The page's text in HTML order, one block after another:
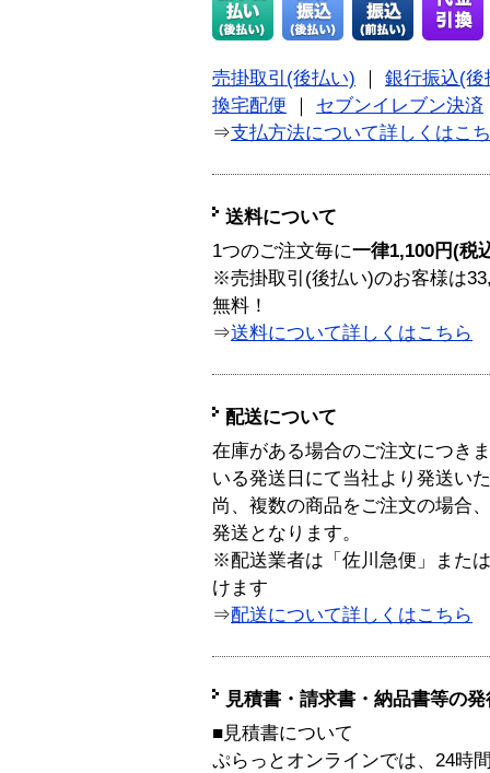
売掛取引(後払い)
銀行振込(後
換宅配便
セブンイレブン決済
⇒支払方法について詳しくはこ
送料について
1つのご注文毎に一律1,100円(税
※売掛取引(後払い)のお客様は
無料！
⇒送料について詳しくはこちら
配送について
在庫がある場合のご注文につき
いる発送日にて当社より発送い
尚、複数の商品をご注文の場合
発送となります。
※配送業者は「佐川急便」また
けます
⇒配送について詳しくはこちら
見積書・請求書・納品書等の
■見積書について
ぷらっとオンラインでは、24時